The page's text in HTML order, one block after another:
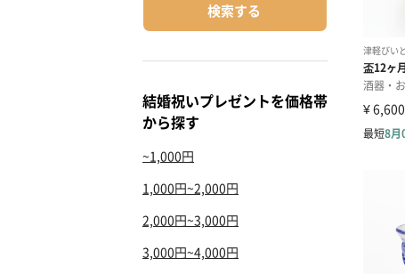
検索する
結婚祝いプレゼントを価格帯
から探す
~1,000円
1,000円~2,000円
2,000円~3,000円
3,000円~4,000円